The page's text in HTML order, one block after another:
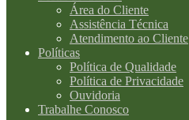
Área do Cliente
Assistência Técnica
Atendimento ao Cliente
Políticas
Política de Qualidade
Política de Privacidade
Ouvidoria
Trabalhe Conosco